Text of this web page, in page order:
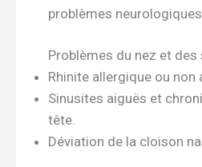
problèmes
Problèmes du nez et des
Rhinite allergique ou
Sinusites aiguës et
tête.
Déviation de la cloison